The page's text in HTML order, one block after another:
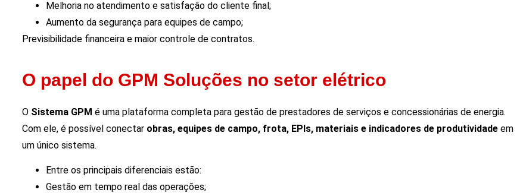
Melhoria no atendimento e satisfação do cliente final;
Aumento da segurança para equipes de campo;
Previsibilidade financeira e maior controle de contratos.
O papel do GPM Soluções no setor elétrico
O Sistema GPM é uma plataforma completa para gestão de prestadores de serviços e concessionárias de energia.
Com ele, é possível conectar obras, equipes de campo, frota, EPIs, materiais e indicadores de produtividade em
um único sistema.
Entre os principais diferenciais estão:
Gestão em tempo real das operações;